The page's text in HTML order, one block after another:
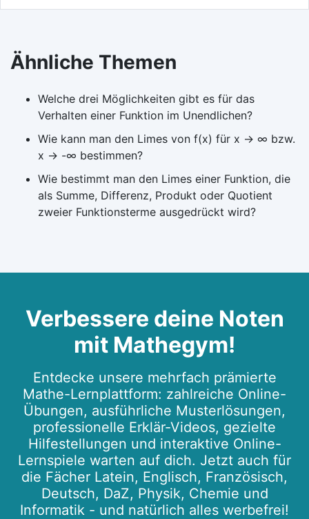
Ähnliche Themen
Welche drei Möglichkeiten gibt es für das
Verhalten einer Funktion im Unendlichen?
Wie kann man den Limes von f(x) für x → ∞ bzw.
x → -∞ bestimmen?
Wie bestimmt man den Limes einer Funktion, die
als Summe, Differenz, Produkt oder Quotient
zweier Funktionsterme ausgedrückt wird?
Verbessere deine Noten
mit Mathegym!
Entdecke unsere mehrfach prämierte
Mathe-Lernplattform: zahlreiche Online-
Übungen, ausführliche Musterlösungen,
professionelle Erklär-Videos, gezielte
Hilfestellungen und interaktive Online-
Lernspiele warten auf dich. Jetzt auch für
die Fächer Latein, Englisch, Französisch,
Deutsch, DaZ, Physik, Chemie und
Informatik - und natürlich alles werbefrei!